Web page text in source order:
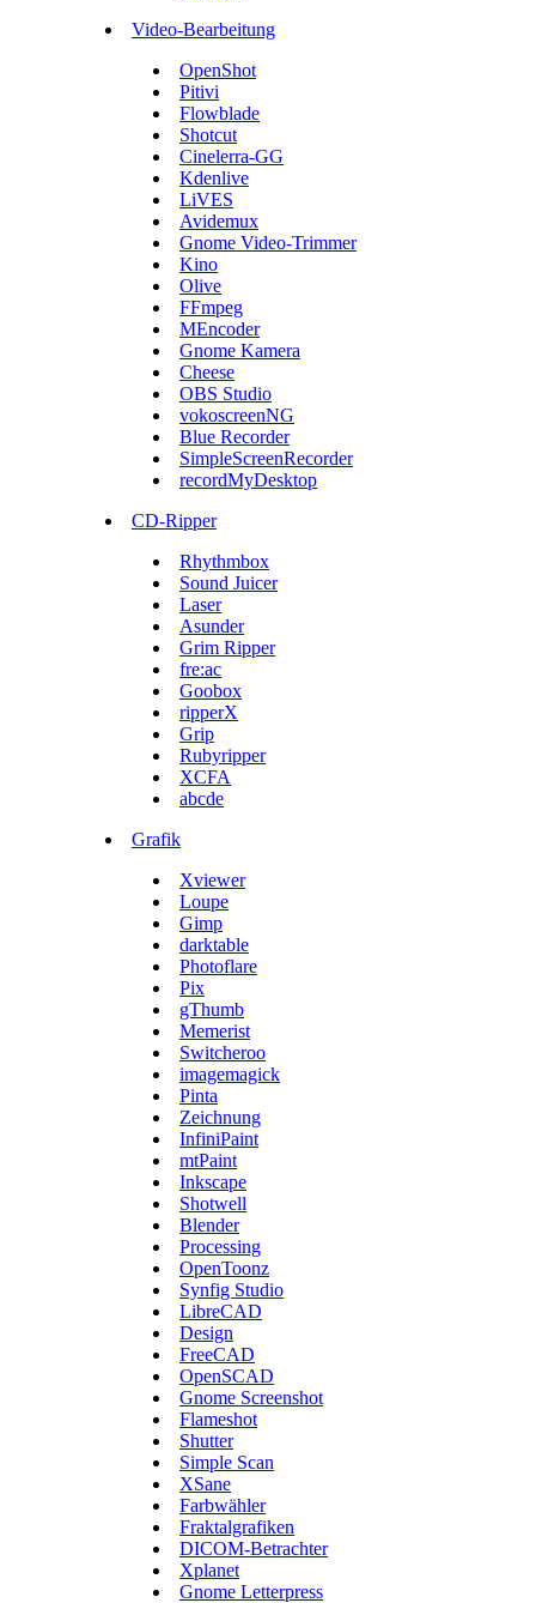
Video-Bearbeitung
OpenShot
Pitivi
Flowblade
Shotcut
Cinelerra-GG
Kdenlive
LiVES
Avidemux
Gnome Video-Trimmer
Kino
Olive
FFmpeg
MEncoder
Gnome Kamera
Cheese
OBS Studio
vokoscreenNG
Blue Recorder
SimpleScreenRecorder
recordMyDesktop
CD-Ripper
Rhythmbox
Sound Juicer
Laser
Asunder
Grim Ripper
fre:ac
Goobox
ripperX
Grip
Rubyripper
XCFA
abcde
Grafik
Xviewer
Loupe
Gimp
darktable
Photoflare
Pix
gThumb
Memerist
Switcheroo
imagemagick
Pinta
Zeichnung
InfiniPaint
mtPaint
Inkscape
Shotwell
Blender
Processing
OpenToonz
Synfig Studio
LibreCAD
Design
FreeCAD
OpenSCAD
Gnome Screenshot
Flameshot
Shutter
Simple Scan
XSane
Farbwähler
Fraktalgrafiken
DICOM-Betrachter
Xplanet
Gnome Letterpress